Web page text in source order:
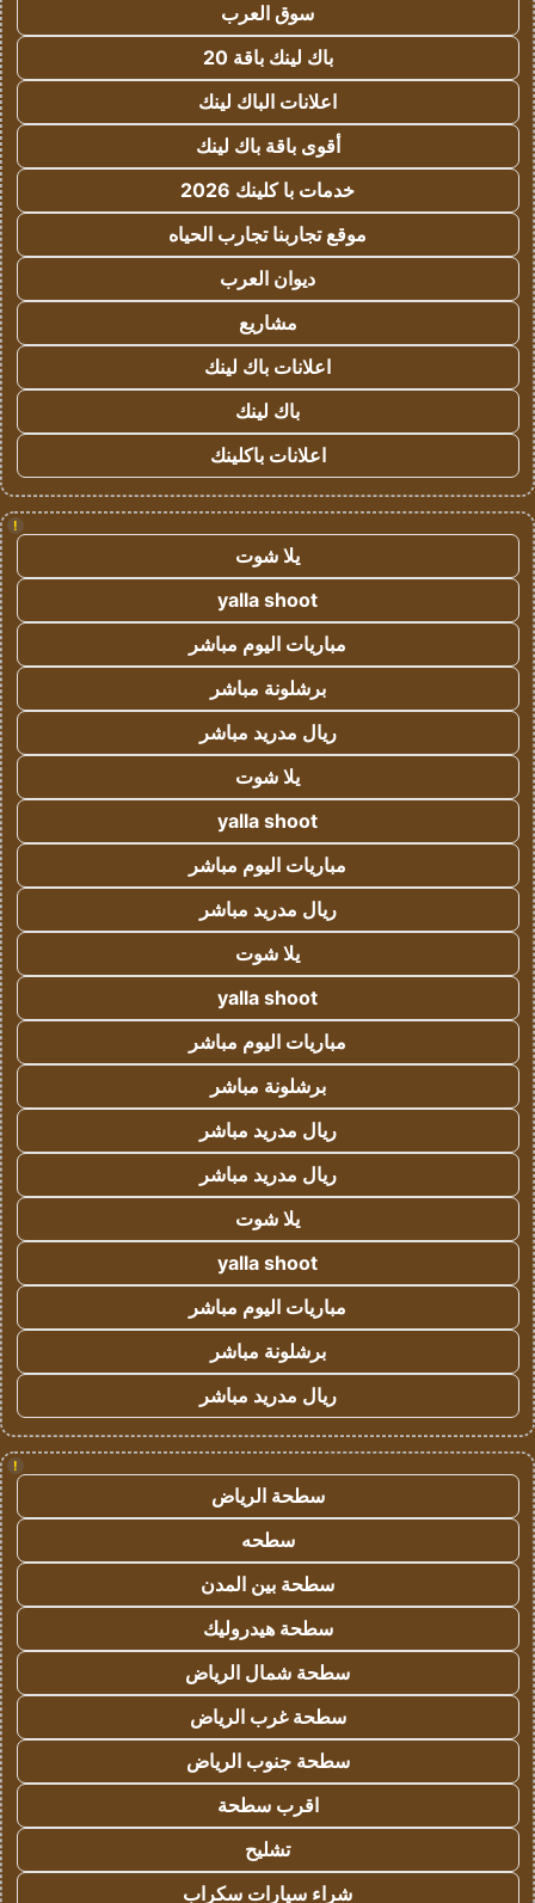
سوق العرب
باك لينك باقة 20
اعلانات الباك لينك
أقوى باقة باك لينك
خدمات با كلينك 2026
موقع تجاربنا تجارب الحياه
ديوان العرب
مشاريع
اعلانات باك لينك
باك لينك
اعلانات باكلينك
!
يلا شوت
yalla shoot
مباريات اليوم مباشر
برشلونة مباشر
ريال مدريد مباشر
يلا شوت
yalla shoot
مباريات اليوم مباشر
ريال مدريد مباشر
يلا شوت
yalla shoot
مباريات اليوم مباشر
برشلونة مباشر
ريال مدريد مباشر
ريال مدريد مباشر
يلا شوت
yalla shoot
مباريات اليوم مباشر
برشلونة مباشر
ريال مدريد مباشر
!
سطحة الرياض
سطحه
سطحة بين المدن
سطحة هيدروليك
سطحة شمال الرياض
سطحة غرب الرياض
سطحة جنوب الرياض
اقرب سطحة
تشليح
شراء سيارات سكراب